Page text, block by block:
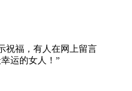
祝福，有人在网上留言
运的女人！”